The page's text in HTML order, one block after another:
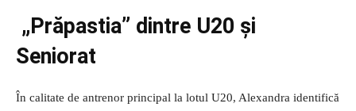
„Prăpastia” dintre U20 și
Seniorat
În calitate de antrenor principal la lotul U20, Alexandra identifică